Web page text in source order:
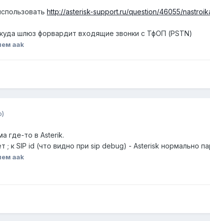
http://asterisk-support.ru/question/46055/
шлюз форвардит входящие звонки с ТфОП (PSTN)
aak
где-то в Asterik.
к SIP id (что видно при sip debug) - Asterisk нормально
aak